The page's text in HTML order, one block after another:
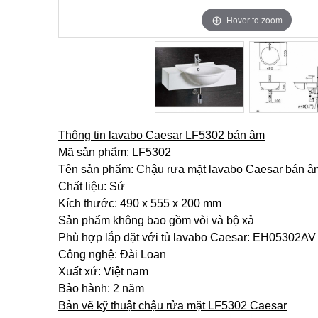
Hover to zoom
Hover to zoom
Thông tin lavabo Caesar LF5302 bán âm
Mã sản phẩm: LF5302
Tên sản phẩm: Chậu rưa mặt lavabo Caesar bán
Chất liệu: Sứ
Kích thước: 490 x 555 x 200 mm
Sản phẩm không bao gồm vòi và bộ xả
Phù hợp lắp đặt với tủ lavabo Caesar: EH05302AV
Công nghệ: Đài Loan
Xuất xứ: Việt nam
Bảo hành: 2 năm
Bản vẽ kỹ thuật chậu rửa mặt LF5302 Caesar